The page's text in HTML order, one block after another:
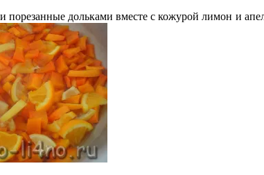
дольками вместе с кожурой лимон и